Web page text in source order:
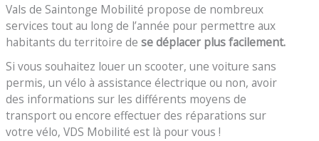
Vals de Saintonge Mobilité propose de nombreux
services tout au long de l’année pour permettre aux
habitants du territoire dese déplacer plus facilement.
Si vous souhaitez louer un scooter, une voiture sans
permis, un vélo à assistance électrique ou non, avoir
des informations sur les différents moyens de
transport ou encore effectuer des réparations sur
votre vélo, VDS Mobilité est là pour vous !